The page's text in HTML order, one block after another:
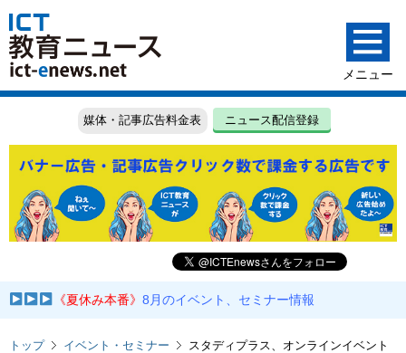
媒体・記事広告料金表 ニュース配信登録
《夏休み本番》8月のイベント、セミナー情報
トップ イベント・セミナー
スタディプラス、オンラインイベント